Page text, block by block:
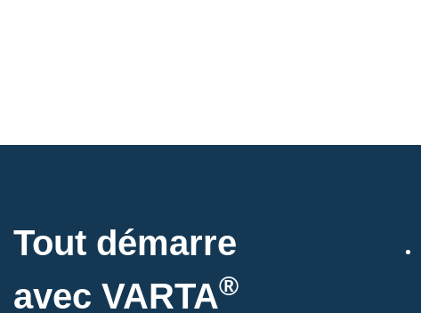
Tout démarre
avec VARTA®